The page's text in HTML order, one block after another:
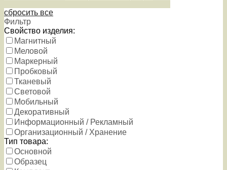
сбросить все
Фильтр
Свойство изделия:
Магнитный
Меловой
Маркерный
Пробковый
Тканевый
Световой
Мобильный
Декоративный
Информационный / Рекламный
Организационный / Хранение
Тип товара:
Основной
Образец